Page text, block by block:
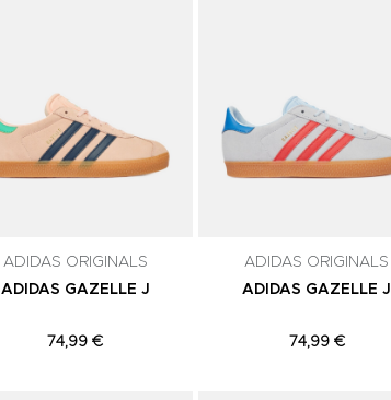
ADIDAS ORIGINALS
ADIDAS GAZELLE J
74,99 €
ADIDAS ORIGINALS
ADIDAS GAZELLE J
74,99 €